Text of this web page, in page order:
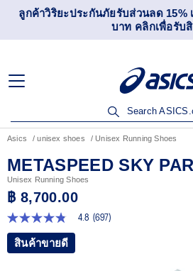
ลูกค้าวิริยะประกันภัยรับส่วนลด 15%
บาท คลิกเพื่อรับ
Search
Asics unisex shoes Unisex Running Shoes
METASPEED SKY
Unisex Running Shoes
฿ 8,700.00
4.8
จาก
ดาว
4.8 (697)
สินค้าขายดี